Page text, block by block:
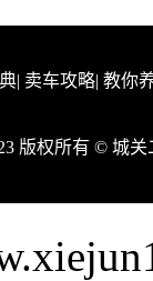
| 卖车攻略| 教你
版权所有 © 城